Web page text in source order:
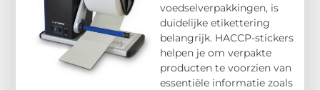
voedselverpakkingen, is
duidelijke etikettering
belangrijk. HACCP-stickers
helpen je om verpakte
producten te voorzien van
essentiële informatie zoals